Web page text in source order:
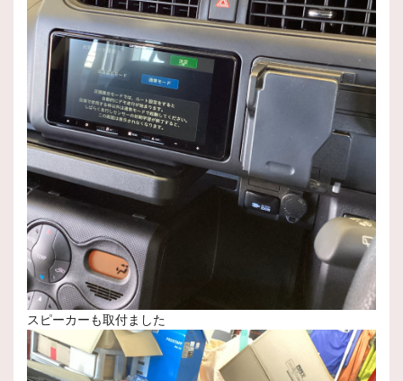
スピーカーも取付ました